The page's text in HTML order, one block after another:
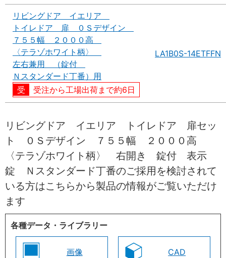
リビングドア イエリア
トイレドア 扉 ０Ｓデザイン
７５５幅 ２０００高
〈テラゾホワイト柄〉
左右兼用 （錠付
Ｎスタンダード丁番）用
受注から工場出荷まで約6日
LA1B0S-14ETFFN
リビングドア イエリア トイレドア 扉セッ
ト ０Ｓデザイン ７５５幅 ２０００高
〈テラゾホワイト柄〉 右開き 錠付 表示
錠 Ｎスタンダード丁番のご採用を検討されて
いる方はこちらから製品の情報がご覧いただけ
ます
各種データ・ライブラリー
画像 CAD